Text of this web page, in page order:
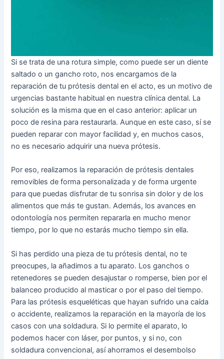
Si se trata de una rotura simple, como puede ser un diente
saltado o un gancho roto, nos encargamos de la
reparación de tu prótesis dental en el acto, es un motivo de
urgencias bastante habitual en nuestra clínica dental. La
solución es la misma que en el caso anterior: aplicar un
poco de resina para restaurarla. Aunque en este caso, sí se
pueden reparar con mayor facilidad y, en muchos casos,
no es necesario adquirir una nueva prótesis.
Por eso, realizamos la reparación de prótesis dentales
removibles de forma personalizada y de forma urgente
para que puedas disfrutar de tu sonrisa sin dolor y de los
alimentos que más te gustan. Además, los avances en
odontología nos permiten repararla en mucho menor
tiempo, por lo que no estarás mucho tiempo sin ella.
Si has perdido una pieza de tu prótesis dental, no te
preocupes, la añadimos a tu aparato. Los ganchos o
retenedores se pueden desajustar o romperse, bien por el
balanceo producido al masticar o por el paso del tiempo.
Para las prótesis esqueléticas que hayan sufrido una caída
o accidente, realizamos la reparación en la mayoría de los
casos con una soldadura. Si lo permite el aparato, lo
podemos hacer con láser, por puntos, y si no, con
soldadura convencional, así ahorramos el desembolso